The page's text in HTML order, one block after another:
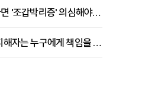
손발톱 들뜨고 벗겨진다면 '조갑박리증' 의심해야 [김철윤 원장 칼럼]
자율주행자동차 사고, 피해자는 누구에게 책임을 물을 수 있을까